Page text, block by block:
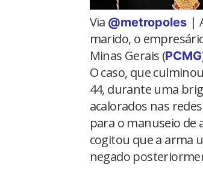
Via @metropoles |
marido, o
Minas Gerais (PCMG
O caso, que
44, durante uma
acalorados nas
para o manuseio
cogitou que a arma
negado